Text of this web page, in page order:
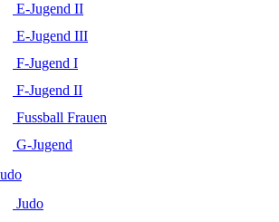
E-Jugend II
E-Jugend III
F-Jugend I
F-Jugend II
Fussball Frauen
G-Jugend
Judo